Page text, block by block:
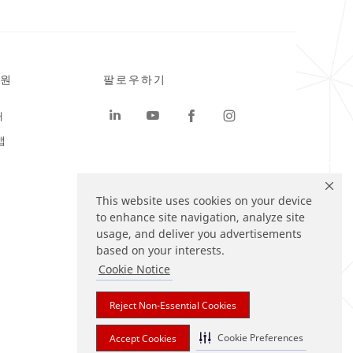
This website uses cookies on your device
to enhance site navigation, analyze site
usage, and deliver you advertisements
based on your interests.
Cookie Notice
Reject Non-Essential Cookies
Accept Cookies Cookie Preferences
팔로우하기